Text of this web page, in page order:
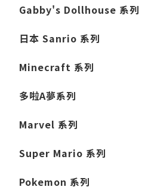
Gabby's Dollhouse 系列
日本 Sanrio 系列
Minecraft 系列
多啦A夢系列
Marvel 系列
Super Mario 系列
Pokemon 系列